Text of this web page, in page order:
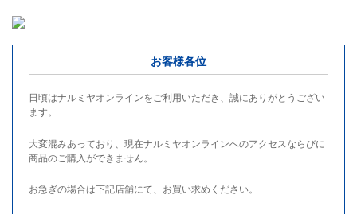
お客様各位
日頃はナルミヤオンラインをご利用いただき、誠にありがとうござい
ます。
大変混みあっており、現在ナルミヤオンラインへのアクセスならびに
商品のご購入ができません。
お急ぎの場合は下記店舗にて、お買い求めください。